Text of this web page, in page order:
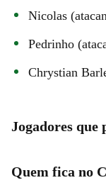
Nicolas
Pedrinho
Chrystian
Jogadores que
Quem fica no